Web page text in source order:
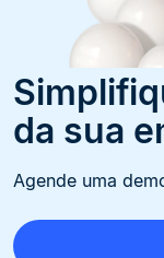
da sua
Agende uma